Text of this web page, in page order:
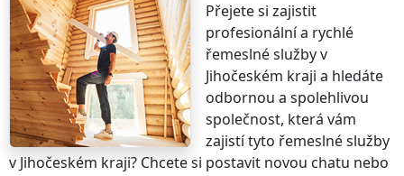
Přejete si zajistit
profesionální a rychlé
řemeslné službyv
Jihočeském kraji a hledáte
odbornou a spolehlivou
společnost, která vám
zajistí tyto řemeslné služby
v Jihočeském kraji? Chcete si postavit novou chatu nebo